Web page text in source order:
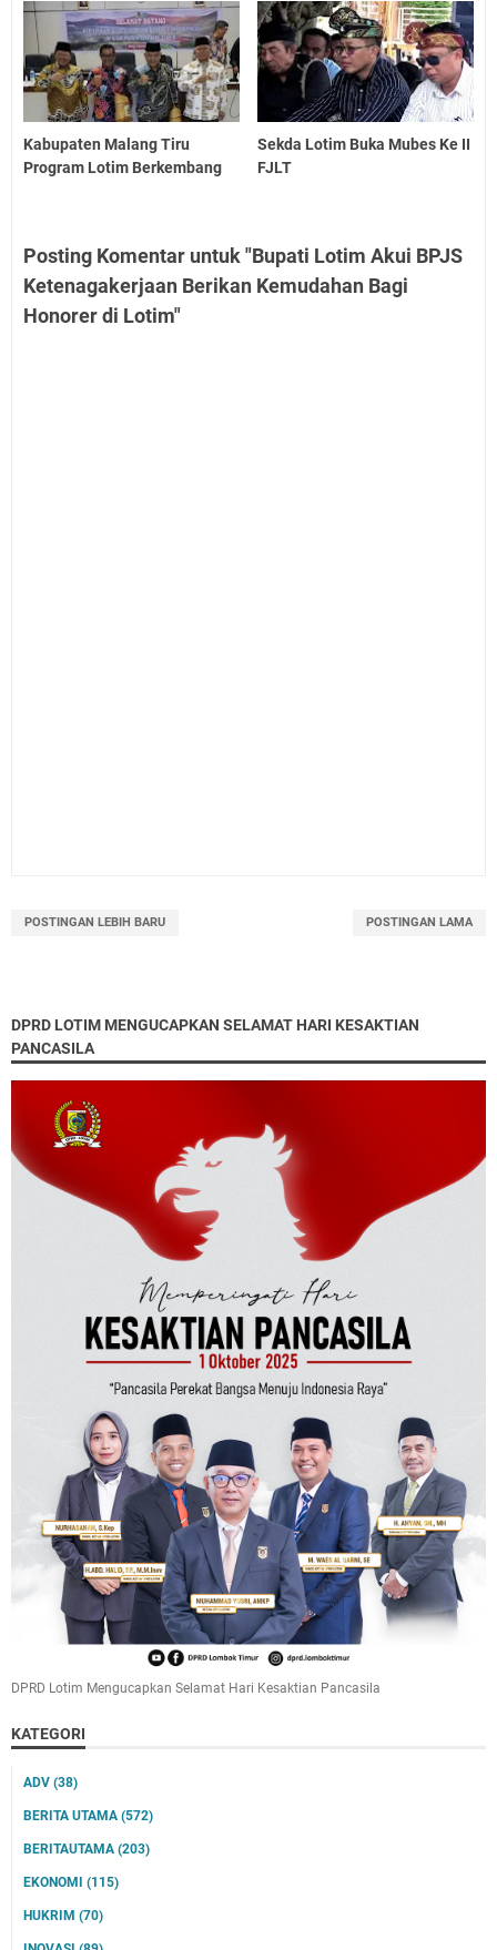
Kabupaten Malang Tiru
Program Lotim Berkembang
Sekda Lotim Buka Mubes Ke II
FJLT
Posting Komentar untuk "Bupati Lotim Akui BPJS
Ketenagakerjaan Berikan Kemudahan Bagi
Honorer di Lotim"
POSTINGAN LEBIH BARU POSTINGAN LAMA
DPRD LOTIM MENGUCAPKAN SELAMAT HARI KESAKTIAN
PANCASILA
DPRD Lotim Mengucapkan Selamat Hari Kesaktian Pancasila
KATEGORI
ADV (38)
BERITA UTAMA (572)
BERITAUTAMA (203)
EKONOMI (115)
HUKRIM (70)